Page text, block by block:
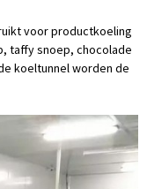
voor productkoeling
taffy snoep, chocolade
koeltunnel worden de